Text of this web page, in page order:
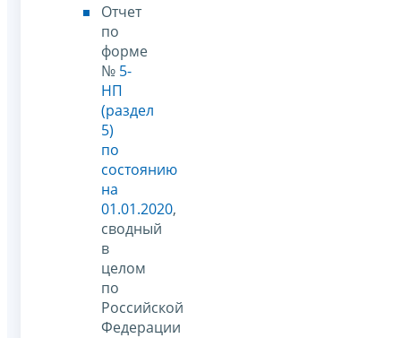
Отчет
по
форме
№ 5-
НП
(раздел
5)
по
состоянию
на
01.01.2020,
сводный
в
целом
по
Российской
Федерации